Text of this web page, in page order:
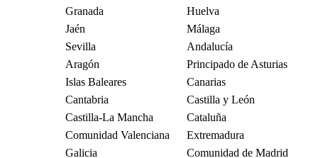
Granada
Huelva
Jaén
Málaga
Sevilla
Andalucía
Aragón
Principado de Asturias
Islas Baleares
Canarias
Cantabria
Castilla y León
Castilla-La Mancha
Cataluña
Comunidad Valenciana
Extremadura
Galicia
Comunidad de Madrid